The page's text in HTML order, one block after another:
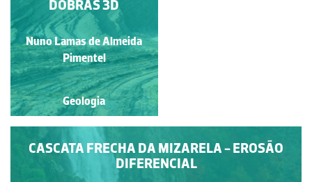
DOBRAS NA
SENHORA DO SALTO
Ana Bela Saraiva
Geologia
CASCATA FRECHA DA MIZARELA - EROSÃO
DIFERENCIAL
DOBRAS 3D
Nuno Lamas de Almeida
Pimentel
Geologia